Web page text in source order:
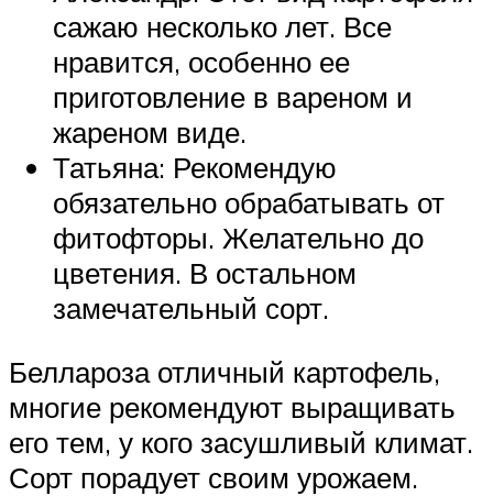
сажаю несколько лет. Все
нравится, особенно ее
приготовление в вареном и
жареном виде.
Татьяна: Рекомендую
обязательно обрабатывать от
фитофторы. Желательно до
цветения. В остальном
замечательный сорт.
Беллароза отличный картофель,
многие рекомендуют выращивать
его тем, у кого засушливый климат.
Сорт порадует своим урожаем.